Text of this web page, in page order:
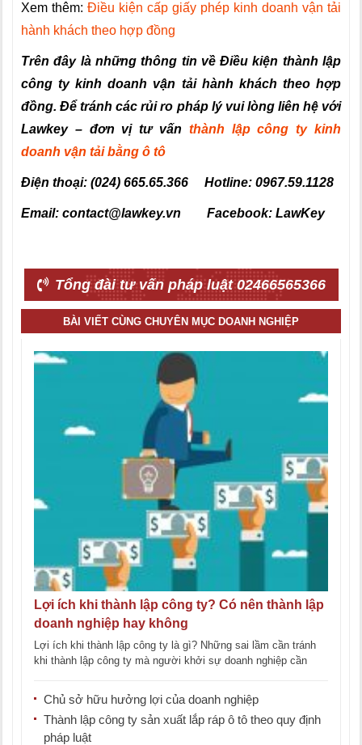
Xem thêm: Điều kiện cấp giấy phép kinh doanh vận tải
hành khách theo hợp đồng
Trên đây là những thông tin về Điều kiện thành lập
công ty kinh doanh vận tải hành khách theo hợp
đồng.Để tránh các rủi ro pháp lý vui lòng liên hệ với
Lawkey –đơn vị tư vấn thành lập công ty kinh
doanh vận tải bằng ô tô
Điện thoại: (024) 665.65.366 Hotline: 0967.59.1128
Email: contact@lawkey.vn Facebook: LawKey
Tổng đài tư vấn pháp luật 02466565366
BÀI VIẾT CÙNG CHUYÊN MỤC DOANH NGHIỆP
Lợi ích khi thành lập công ty? Có nên thành lập
doanh nghiệp hay không
Lợi ích khi thành lập công ty là gì? Những sai lầm cần tránh
khi thành lập công ty mà người khởi sự doanh nghiệp cần
Chủ sở hữu hưởng lợi của doanh nghiệp
Thành lập công ty sản xuất lắp ráp ô tô theo quy định
pháp luật